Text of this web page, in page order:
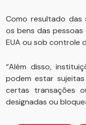
Como resultado
os bens das pessoas
EUA ou sob controle
“Além disso,
podem estar
certas transações
designadas ou